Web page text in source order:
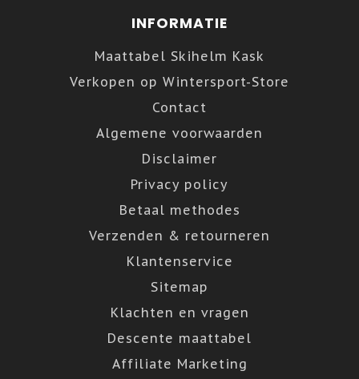
INFORMATIE
Maattabel Skihelm Kask
Verkopen op Wintersport-Store
Contact
Algemene voorwaarden
Disclaimer
Privacy policy
Betaal methodes
Verzenden & retourneren
Klantenservice
Sitemap
Klachten en vragen
Descente maattabel
Affiliate Marketing